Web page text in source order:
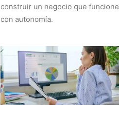
construir un negocio que funcione
con autonomía.